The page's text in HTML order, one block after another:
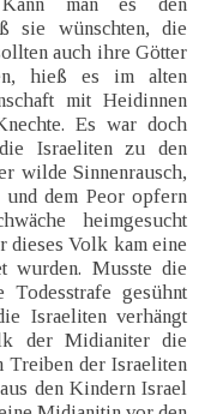
Kann man es den
sie wünschten, die
auch ihre Götter
hieß es im alten
mit Heidinnen
Es war doch
Israeliten zu den
wilde Sinnenrausch,
dem Peor opfern
heimgesucht
dieses Volk kam eine
wurden. Musste die
gesühnt
Israeliten verhängt
der Midianiter die
Treiben der Israeliten
den Kindern Israel